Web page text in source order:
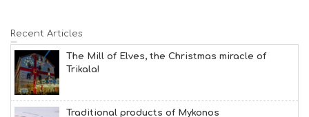
Recent Articles
The Mill of Elves, the Christmas miracle of
Trikala!
Traditional products of Mykonos